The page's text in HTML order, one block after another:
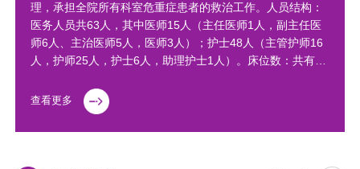
理，承担全院所有科室危重症患者的救治工作。人员结构：
医务人员共63人，其中医师15人（主任医师1人，副主任医
师6人、主治医师5人，医师3人）；护士48人（主管护师16
人，护师25人，护士6人，助理护士1人）。床位数：共有床
张。配套设备：多功能桥式吊塔、多功能病床、中央监护
查看更多